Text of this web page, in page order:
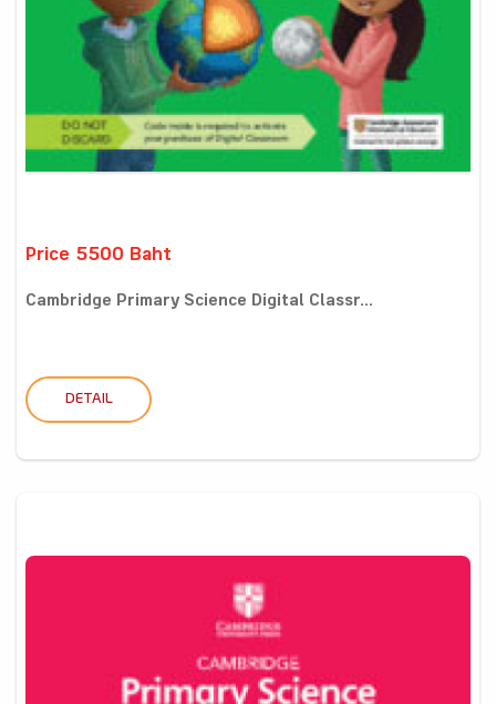
Price 5500 Baht
Cambridge Primary Science Digital Classr...
DETAIL